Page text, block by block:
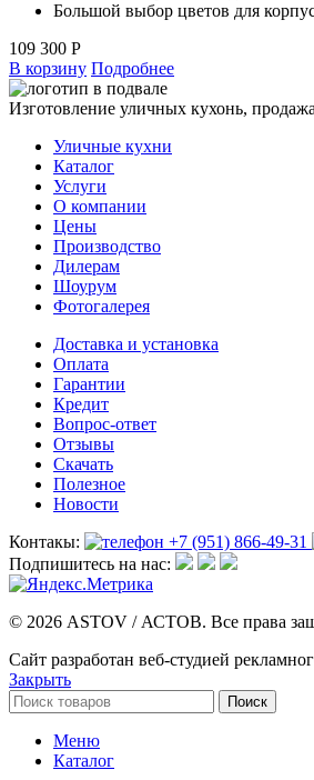
Большой выбор цветов для
109 300 Р
В корзину Подробнее
Изготовление уличных кухонь,
Уличные кухни
Каталог
Услуги
О компании
Цены
Производство
Дилерам
Шоурум
Фотогалерея
Доставка и установка
Оплата
Гарантии
Кредит
Вопрос-ответ
Отзывы
Скачать
Полезное
Новости
Контакы:
+7 (951) 866-49-31
Подпишитесь на нас:
© 2026 ASTOV / АСТОВ. Все права
Сайт разработан веб-студией
Закрыть
Поиск
Меню
Каталог